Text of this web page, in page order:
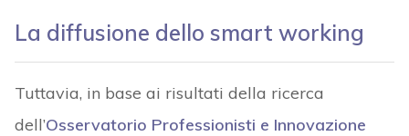
La diffusione dello smart working
Tuttavia, in base ai risultati della ricerca
dell’Osservatorio Professionisti e Innovazione